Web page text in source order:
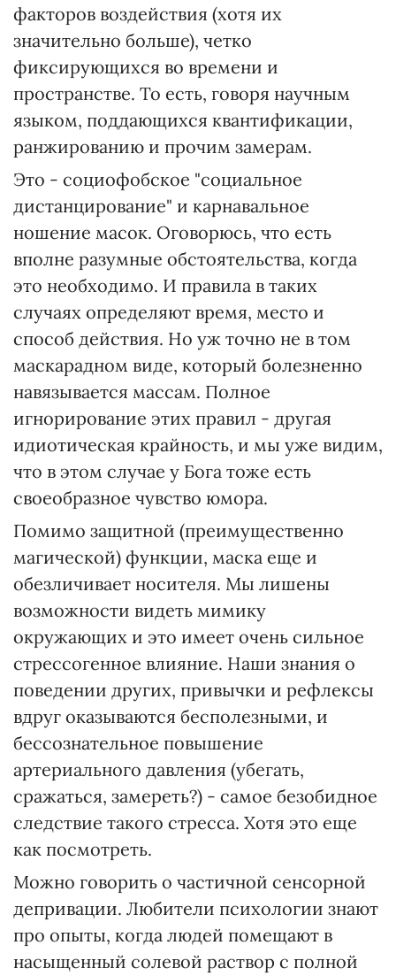
факторов воздействия (хотя их
значительно больше), четко
фиксирующихся во времени и
пространстве. То есть, говоря научным
языком, поддающихся квантификации,
ранжированию и прочим замерам.
Это - социофобское "социальное
дистанцирование" и карнавальное
ношение масок. Оговорюсь, что есть
вполне разумные обстоятельства, когда
это необходимо. И правила в таких
случаях определяют время, место и
способ действия. Но уж точно не в том
маскарадном виде, который болезненно
навязывается массам. Полное
игнорирование этих правил - другая
идиотическая крайность, и мы уже видим,
что в этом случае у Бога тоже есть
своеобразное чувство юмора.
Помимо защитной (преимущественно
магической) функции, маска еще и
обезличивает носителя. Мы лишены
возможности видеть мимику
окружающих и это имеет очень сильное
стрессогенное влияние. Наши знания о
поведении других, привычки и рефлексы
вдруг оказываются бесполезными, и
бессознательное повышение
артериального давления (убегать,
сражаться, замереть?) - самое безобидное
следствие такого стресса. Хотя это еще
как посмотреть.
Можно говорить о частичной сенсорной
депривации. Любители психологии знают
про опыты, когда людей помещают в
насыщенный солевой раствор с полной